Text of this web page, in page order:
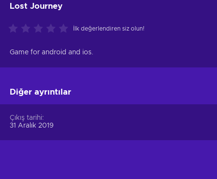
Lost Journey
İlk değerlendiren siz olun!
Game for android and ios.
Diğer ayrıntılar
Çıkış tarihi
31 Aralık 2019